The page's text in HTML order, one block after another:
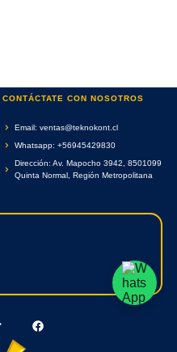
CONTÁCTATE CON NOSOTROS
Email: ventas@teknokont.cl
Whatsapp: +56945429830
Dirección: Av. Mapocho 3942, 8501099
Quinta Normal, Región Metropolitana